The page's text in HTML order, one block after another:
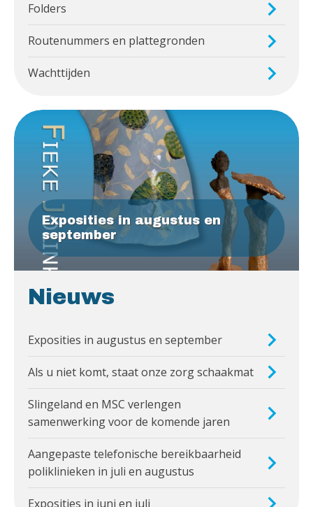
Folders
Routenummers en plattegronden
Wachttijden
Exposities in augustus en
september
Nieuws
Exposities in augustus en september
Als u niet komt, staat onze zorg schaakmat
Slingeland en MSC verlengen
samenwerking voor de komende jaren
Aangepaste telefonische bereikbaarheid
poliklinieken in juli en augustus
Exposities in juni en juli